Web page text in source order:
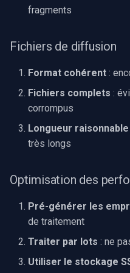
fragments
Fichiers de diffusion
Format cohérent :
Fichiers complets :
corrompus
Longueur raisonnable
très longs
Optimisation des
Pré-générer les
de traitement
Traiter par lots : ne
Utiliser le stockage